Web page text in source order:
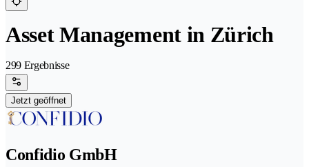
Asset Management in Zürich
299 Ergebnisse
Jetzt geöffnet
Confidio GmbH